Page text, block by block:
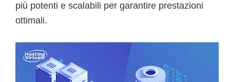
più potenti e scalabili per garantire prestazioni
ottimali.